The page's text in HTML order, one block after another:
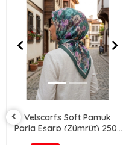
Velscarfs Soft Pamuk
Parla Eşarp (Zümrüt) 250-